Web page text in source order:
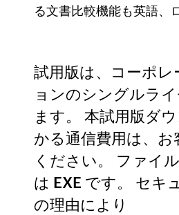
る文書比較機能も英語、
試用版は、コーポ
ョンのシングルラ
ます。 本試用版ダ
かる通信費用は、お
ください。 ファイ
は EXE です。 セキ
の理由により